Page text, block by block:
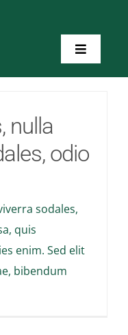
Toggle
nulla
odio
sodales,
quis
enim. Sed elit
bibendum